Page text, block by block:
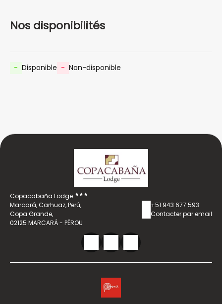
Nos disponibilités
- Disponible - Non-disponible
Copacabaña Lodge
Marcará, Carhuaz, Perú,
Copa Grande,
02125 MARCARÁ - PÉROU
+51 943 677 593
Contacter par email